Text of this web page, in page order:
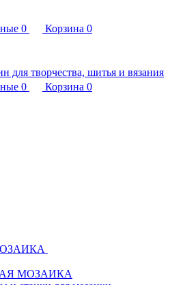
0 Корзина 0
0 Корзина 0
МОЗАИКА